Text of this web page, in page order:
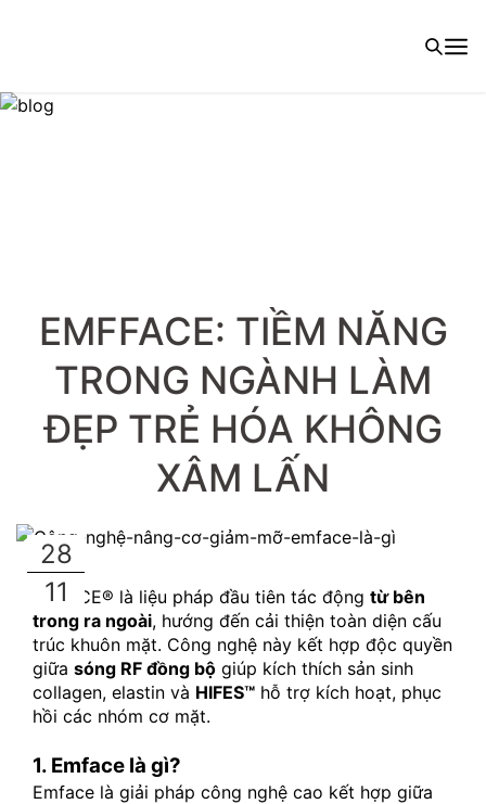
EMFFACE: TIỀM NĂNG
TRONG NGÀNH LÀM
ĐẸP TRẺ HÓA KHÔNG
XÂM LẤN
28
11
EMFACE® là liệu pháp đầu tiên tác động từ bên
trong ra ngoài, hướng đến cải thiện toàn diện cấu
trúc khuôn mặt. Công nghệ này kết hợp độc quyền
giữa sóng RF đồng bộ giúp kích thích sản sinh
collagen, elastin và HIFES™ hỗ trợ kích hoạt, phục
hồi các nhóm cơ mặt.
1. Emface là gì?